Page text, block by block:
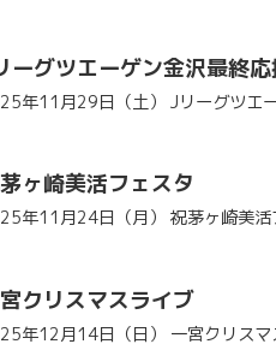
ーグツエーゲン金沢最終
年11月29日（土） Jリーグツエ
ヶ崎美活フェスタ
年11月24日（月） 祝茅ヶ崎美活
クリスマスライブ
年12月14日（日） 一宮クリスマ